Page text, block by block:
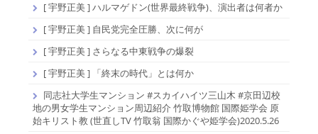
[ 宇野正美 ] ハルマゲドン(世界最終戦争)、演出者は何者か
[ 宇野正美 ] 自民党完全圧勝、次に何が
[ 宇野正美 ] さらなる中東戦争の爆裂
[ 宇野正美 ] 「終末の時代」とは何か
同志社大学生マンション #スカイハイツ三山木 #京田辺校
地の男女学生マンション周辺紹介 竹取博物館 国際姫学会 原
始キリスト教 (世直しTV 竹取翁 国際かぐや姫学会)2020.5.26